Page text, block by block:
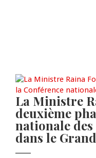
La Ministre
deuxième
nationale
dans le